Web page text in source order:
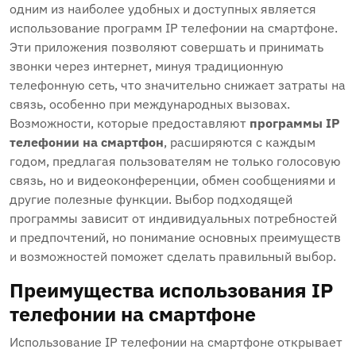
одним из наиболее удобных и доступных является
использование программ IP телефонии на смартфоне.
Эти приложения позволяют совершать и принимать
звонки через интернет, минуя традиционную
телефонную сеть, что значительно снижает затраты на
связь, особенно при международных вызовах.
Возможности, которые предоставляют программы IP
телефонии на смартфон, расширяются с каждым
годом, предлагая пользователям не только голосовую
связь, но и видеоконференции, обмен сообщениями и
другие полезные функции. Выбор подходящей
программы зависит от индивидуальных потребностей
и предпочтений, но понимание основных преимуществ
и возможностей поможет сделать правильный выбор.
Преимущества использования IP
телефонии на смартфоне
Использование IP телефонии на смартфоне открывает